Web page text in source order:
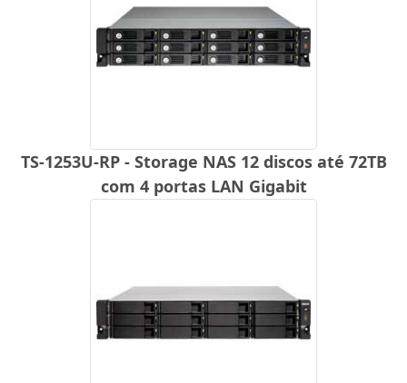
TS-1253U-RP - Storage NAS 12 discos até 72TB
com 4 portas LAN Gigabit